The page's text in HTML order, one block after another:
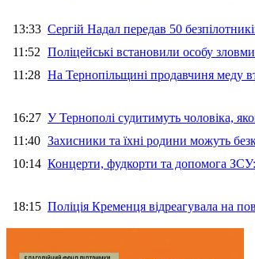
13:33 Сергій Надал передав 50
11:52 Поліцейські встановили особу
11:28 На Тернопільщині продавчиня меду
16:27 У Тернополі судитимуть чоловіка,
11:40 Захисники та їхні родини можуть
10:14 Концерти, фудкорти та допомога ЗСУ:
18:15 Поліція Кременця відреагувала на